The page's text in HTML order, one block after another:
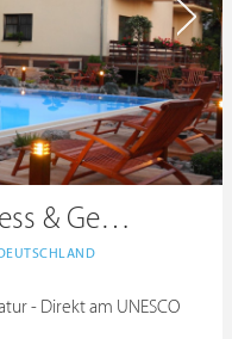
Hotel Zum Stein Wellness & Genuss Resort
- Direkt am UNESCO